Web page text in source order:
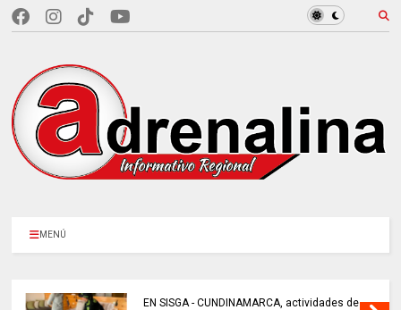
MENÚ
EN SISGA - CUNDINAMARCA, actividades de